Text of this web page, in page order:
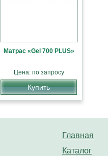
Матрас «Gel 700 PLUS»
Цена: по запросу
Купить
Главная
Каталог